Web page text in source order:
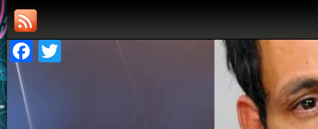
Facebook
Twitter